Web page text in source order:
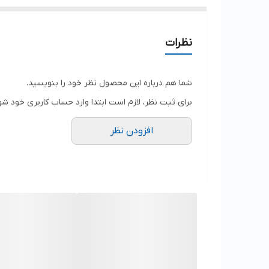
نظرات
شما هم درباره این محصول نظر خود را بنویسید.
برای ثبت نظر، لازم است ابتدا وارد حساب کاربری خود
افزودن نظر